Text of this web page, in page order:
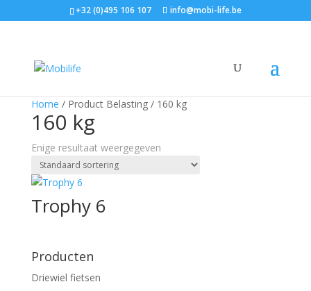
+32 (0)495 106 107 info@mobi-life.be
Home / Product Belasting / 160 kg
160 kg
Enige resultaat weergegeven
Trophy 6
Producten
Driewiel fietsen